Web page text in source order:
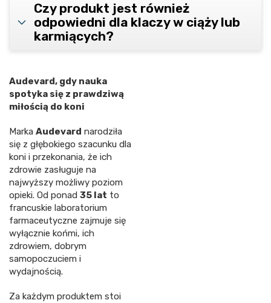
Czy produkt jest również
odpowiedni dla klaczy w ciąży lub
karmiących?
Audevard, gdy nauka
spotyka się z prawdziwą
miłością do koni
Marka Audevard narodziła
się z głębokiego szacunku dla
koni i przekonania, że ich
zdrowie zasługuje na
najwyższy możliwy poziom
opieki. Od ponad 35 lat to
francuskie laboratorium
farmaceutyczne zajmuje się
wyłącznie końmi, ich
zdrowiem, dobrym
samopoczuciem i
wydajnością.
Za każdym produktem stoi